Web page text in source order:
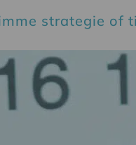
strategie of